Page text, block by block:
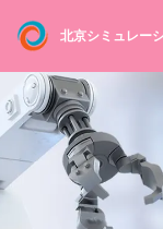
北京シミュレー